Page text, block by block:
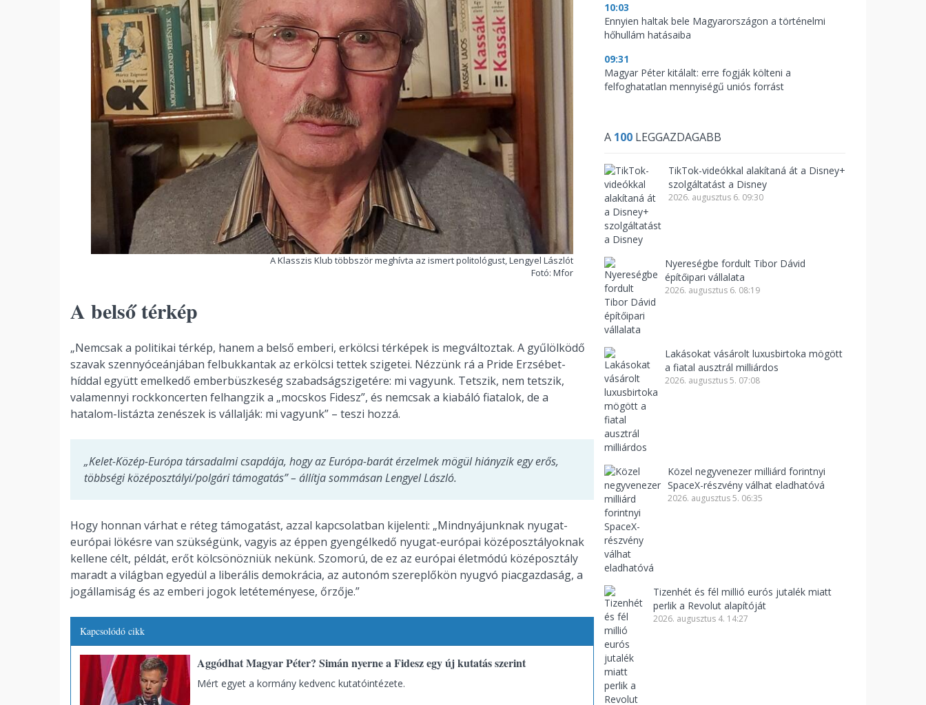
A Klasszis Klub többször meghívta az ismert politológust, Lengyel Lászlót
Fotó: Mfor
A belső térkép
„Nemcsak a politikai térkép, hanem a belső emberi, erkölcsi térképek is megváltoztak. A gyűlölködő
szavak szennyóceánjában felbukkantak az erkölcsi tettek szigetei. Nézzünk rá a Pride Erzsébet-
híddal együtt emelkedő emberbüszkeség szabadságszigetére: mi vagyunk. Tetszik, nem tetszik,
valamennyi rockkoncerten felhangzik a „mocskos Fidesz”, és nemcsak a kiabáló fiatalok, de a
hatalom-listázta zenészek is vállalják: mi vagyunk” – teszi hozzá.
„Kelet-Közép-Európa társadalmi csapdája, hogy az Európa-barát érzelmek mögül hiányzik egy erős,
többségi középosztályi/polgári támogatás” – állítja sommásan Lengyel László.
Hogy honnan várhat e réteg támogatást, azzal kapcsolatban kijelenti: „Mindnyájunknak nyugat-
európai lökésre van szükségünk, vagyis az éppen gyengélkedő nyugat-európai középosztályoknak
kellene célt, példát, erőt kölcsönözniük nekünk. Szomorú, de ez az európai életmódú középosztály
maradt a világban egyedül a liberális demokrácia, az autonóm szereplőkön nyugvó piacgazdaság, a
jogállamiság és az emberi jogok letéteményese, őrzője.”
Kapcsolódó cikk
Aggódhat Magyar Péter? Simán nyerne a Fidesz egy új kutatás szerint
Mért egyet a kormány kedvenc kutatóintézete.
10:03
Ennyien haltak bele Magyarországon a történelmi
hőhullám hatásaiba
09:31
Magyar Péter kitálalt: erre fogják költeni a
felfoghatatlan mennyiségű uniós forrást
A 100 LEGGAZDAGABB
TikTok-videókkal alakítaná át a Disney+
szolgáltatást a Disney
2026. augusztus 6. 09:30
Nyereségbe fordult Tibor Dávid
építőipari vállalata
2026. augusztus 6. 08:19
Lakásokat vásárolt luxusbirtoka mögött
a fiatal ausztrál milliárdos
2026. augusztus 5. 07:08
Közel negyvenezer milliárd forintnyi
SpaceX-részvény válhat eladhatóvá
2026. augusztus 5. 06:35
Tizenhét és fél millió eurós jutalék miatt
perlik a Revolut alapítóját
2026. augusztus 4. 14:27